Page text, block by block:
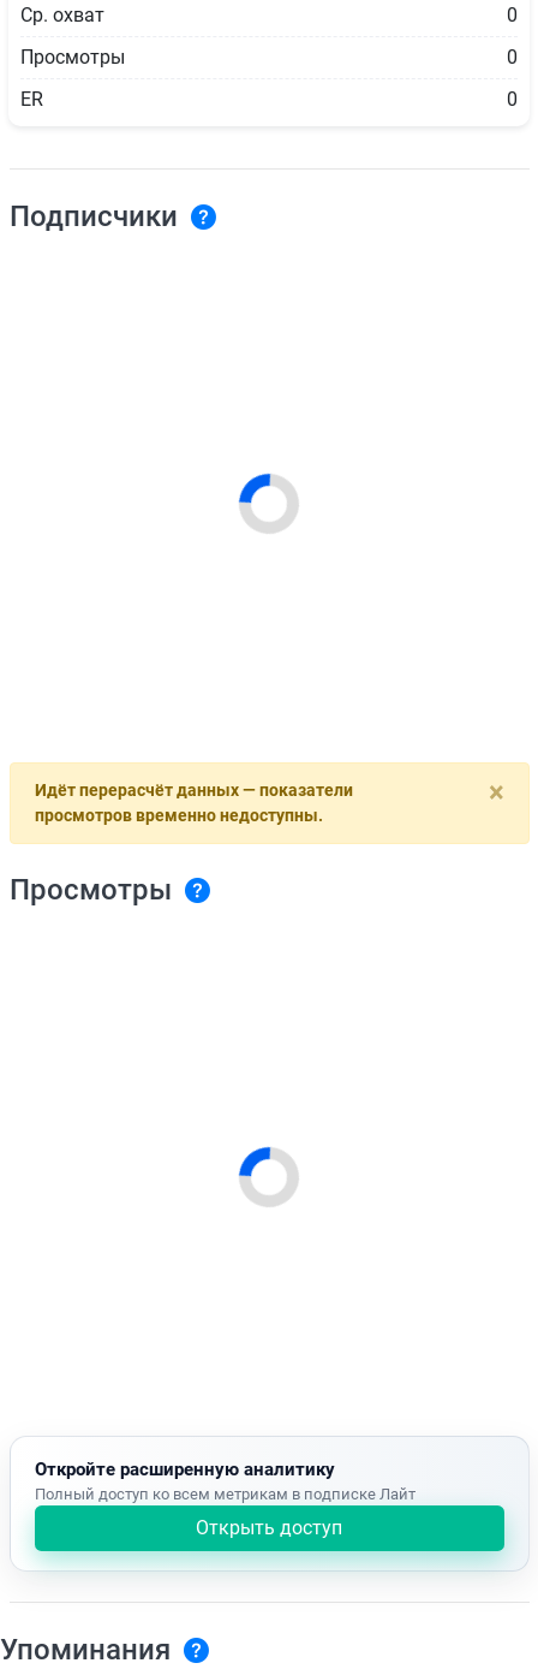
Ср. охват
0
Просмотры
0
ER
0
Подписчики
×
Идёт перерасчёт данных — показатели
просмотров временно недоступны.
Просмотры
Откройте расширенную аналитику
Полный доступ ко всем метрикам в подписке Лайт
Открыть доступ
Упоминания